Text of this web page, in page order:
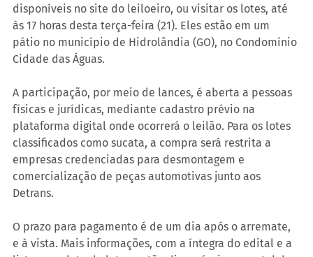
disponíveis no site do leiloeiro, ou visitar os lotes, até
às 17 horas desta terça-feira (21). Eles estão em um
pátio no município de Hidrolândia (GO), no Condomínio
Cidade das Águas.
A participação, por meio de lances, é aberta a pessoas
físicas e jurídicas, mediante cadastro prévio na
plataforma digital onde ocorrerá o leilão. Para os lotes
classificados como sucata, a compra será restrita a
empresas credenciadas para desmontagem e
comercialização de peças automotivas junto aos
Detrans.
O prazo para pagamento é de um dia após o arremate,
e à vista. Mais informações, com a íntegra do edital e a